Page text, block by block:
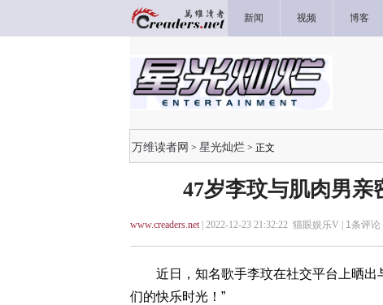
新闻 视频 博客
万维读者网 > 星光灿烂 > 正文
47岁李玟与肌肉男
www.creaders.net| 2022-12-23 21:32:22 猫眼娱乐V | 1条评论 |
近日，知名歌手李玟在社交平台上晒出
们的快乐时光！”